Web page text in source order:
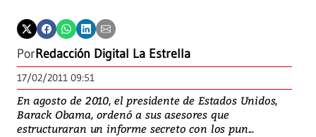
PorRedacción Digital La Estrella
17/02/2011 09:51
En agosto de 2010, el presidente de Estados Unidos,
Barack Obama, ordenó a sus asesores que
estructuraran un informe secreto con los pun...